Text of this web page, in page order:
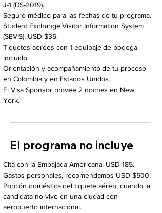
J-1 (DS-2019).
Seguro médico para las fechas de tu programa.
Student Exchange Visitor Information System
(SEVIS): USD $35.
Tiquetes aéreos con 1 equipaje de bodega
incluido.
Orientación y acompañamiento de tu proceso
en Colombia y en Estados Unidos.
El Visa Sponsor provee 2 noches en New
York.
El programa ​no incluye
Cita con la Embajada Americana: USD 185.
Gastos personales, recomendamos USD $500.
Porción doméstica del tiquete aéreo, cuando la
candidata no vive en una ciudad con
aeropuerto internacional.